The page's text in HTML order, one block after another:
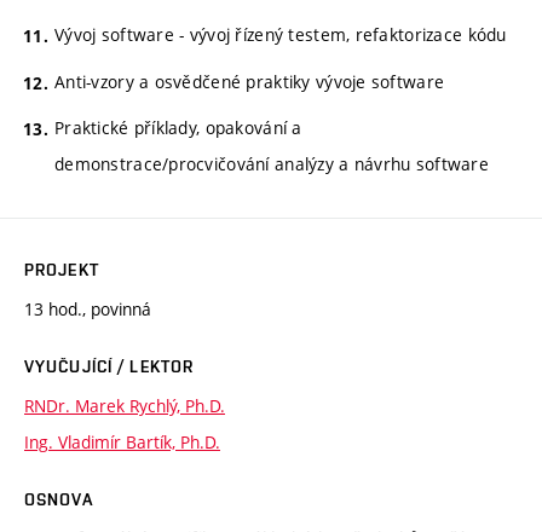
Vývoj software - vývoj řízený testem, refaktorizace kódu
Anti-vzory a osvědčené praktiky vývoje software
Praktické příklady, opakování a
demonstrace/procvičování analýzy a návrhu software
PROJEKT
13 hod., povinná
VYUČUJÍCÍ / LEKTOR
RNDr. Marek Rychlý, Ph.D.
Ing. Vladimír Bartík, Ph.D.
OSNOVA